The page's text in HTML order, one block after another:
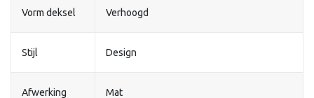
Vorm deksel Verhoogd
Stijl Design
Afwerking Mat